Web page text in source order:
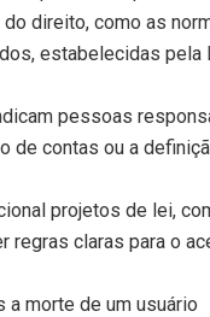
direito, como as
estabelecidas pela
pessoas
de contas ou a
projetos de lei,
regras claras para o
morte de um usuário